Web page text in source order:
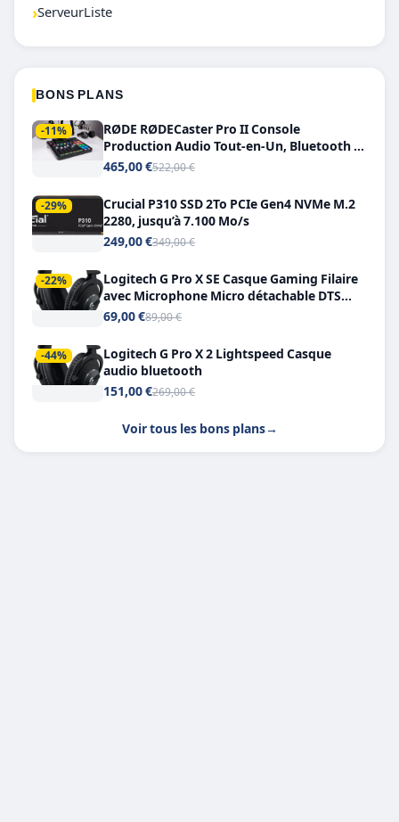
›ServeurListe
BONS PLANS
-11%
RØDE RØDECaster Pro II Console
Production Audio Tout-en-Un, Bluetooth et
Double USB-C
465,00 €522,00 €
-29%
Crucial P310 SSD 2To PCIe Gen4 NVMe M.2
2280, jusqu’à 7.100 Mo/s
249,00 €349,00 €
-22%
Logitech G Pro X SE Casque Gaming Filaire
avec Microphone Micro détachable DTS
Headphone X 7.1
69,00 €89,00 €
-44%
Logitech G Pro X 2 Lightspeed Casque
audio bluetooth
151,00 €269,00 €
Voir tous les bons plans→